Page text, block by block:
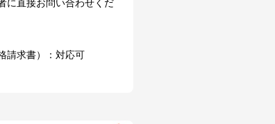
に直接お問い合わせくだ
請求書）：対応可